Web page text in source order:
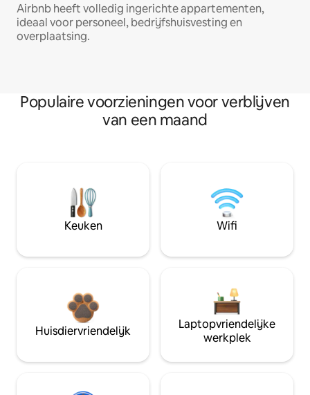
Airbnb heeft volledig ingerichte appartementen,
ideaal voor personeel, bedrijfshuisvesting en
overplaatsing.
Populaire voorzieningen voor verblijven
van een maand
Keuken Wifi
Huisdiervriendelijk
Laptopvriendelijke
werkplek